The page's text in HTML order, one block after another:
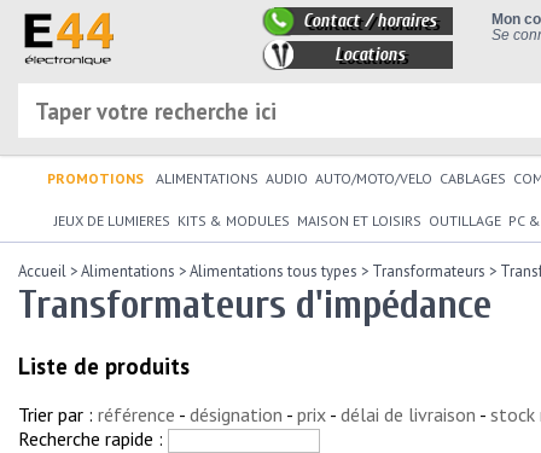
Mon
Se
Contact / horaires
Locations
PROMOTIONS ALIMENTATIONS AUDIO AUTO/MOTO/VELO CABLAGES
JEUX DE LUMIERES KITS & MODULES MAISON ET LOISIRS OUTILLAGE PC
Accueil >Alimentations >Alimentations tous types > Transformateurs >
Transformateurs d'impédance
Liste de produits
Trier par : référence - désignation - prix - délai de livraison - stock
Recherche rapide :